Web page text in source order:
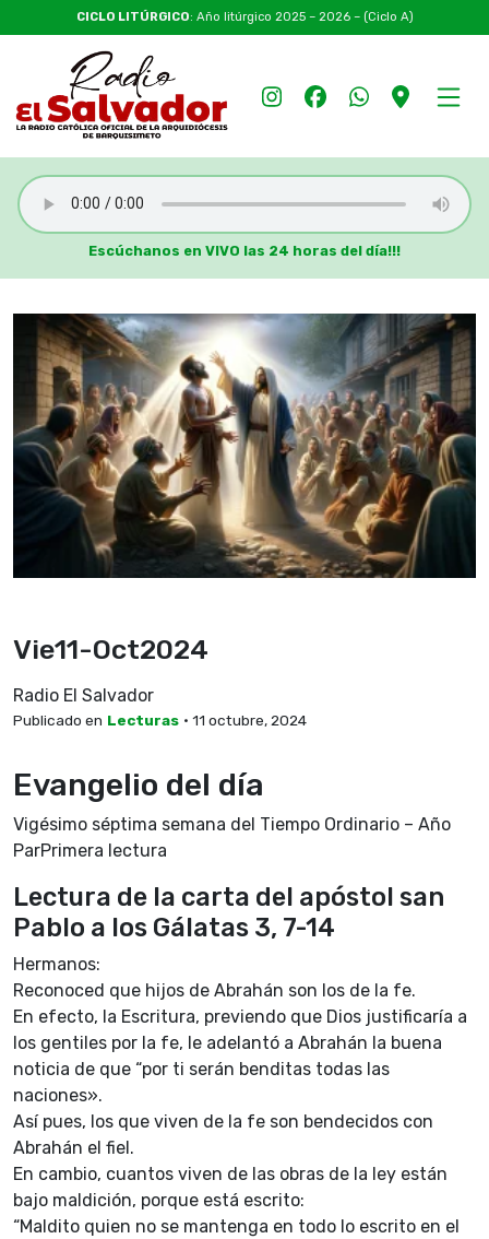
CICLO LITÚRGICO: Año litúrgico 2025 – 2026 – (Ciclo A)
Escúchanos en VIVO las 24 horas del día!!!
Vie11-Oct2024
Radio El Salvador
Publicado en Lecturas • 11 octubre, 2024
Evangelio del día
Vigésimo séptima semana del Tiempo Ordinario – Año
ParPrimera lectura
Lectura de la carta del apóstol san
Pablo a los Gálatas 3, 7-14
Hermanos:
Reconoced que hijos de Abrahán son los de la fe.
En efecto, la Escritura, previendo que Dios justificaría a
los gentiles por la fe, le adelantó a Abrahán la buena
noticia de que “por ti serán benditas todas las
naciones».
Así pues, los que viven de la fe son bendecidos con
Abrahán el fiel.
En cambio, cuantos viven de las obras de la ley están
bajo maldición, porque está escrito:
“Maldito quien no se mantenga en todo lo escrito en el